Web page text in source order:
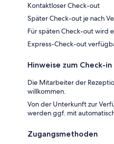
Kontaktloser Check-out
Später Check-out je nach
Für späten Check-out wird
Express-Check-out
Hinweise zum Check-in
Die Mitarbeiter der
willkommen.
Von der Unterkunft zur
werden ggf. mit
Zugangsmethoden